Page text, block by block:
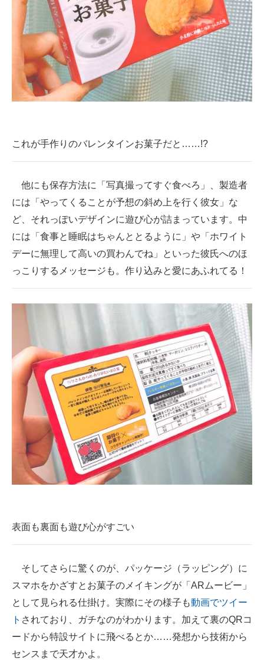
エレクトロニクス専門サイト
電子設計の基本と応用
エネルギーの専門メディア
建設×テクノロジーの最前線
これが手作りのバレンタインお菓子だと……!?
他にも保存方法に「写真撮ってすぐ食べろ」、製造者
には「やってくることが予想の斜め上を行く彼女」な
ど、それっぽいデザインに遊び心が詰まっています。中
には「食事と睡眠はちゃんととるように」や「ホワイト
デーに無理して高いの買わんでね」といった彼氏へのほ
っこりするメッセージも。作り込みと愛にあふれてる！
表面も裏面も遊び心がすごい
そしてさらに驚くのが、パッケージ（ラッピング）に
スマホをかざすとお菓子のメイキングが「ARムービー」
として見られる仕掛け。実際にその様子も動画でツイー
ト されており、ガチなのがわかります。加えて裏のQRコ
ードから特設サイトに飛べるとか……発想から技術から
センスまで天才かよ。